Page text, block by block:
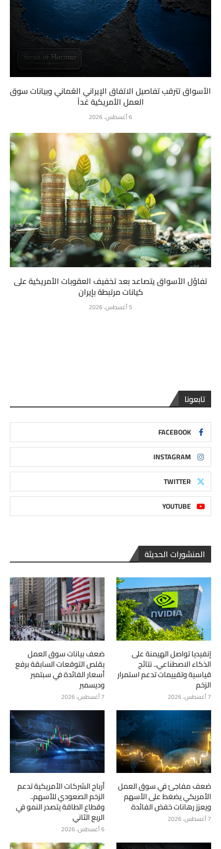
الأسواق تترقب تفاصيل الاتفاق الإيراني العُماني وبيانات سوق
العمل الأمريكية غداً
6 أغسطس، 2026
تفاؤل الأسواق يتصاعد بعد تخفيف العقوبات الأمريكية على
كيانات مرتبطة بإيران
5 أغسطس، 2026
تابعونا
FACEBOOK
INSTAGRAM
TWITTER
YOUTUBE
المنشورات الحديثة
إنفيديا تواصل الهيمنة على
الذكاء الاصطناعي.. نتائج
قياسية وتقييمات تدعم استمرار
الزخم
7 أغسطس، 2026
ضعف بيانات سوق العمل
يقلص التوقعات السابقة برفع
أسعار الفائدة في سبتمبر
وديسمبر
7 أغسطس، 2026
ضعف مفاجئ في سوق العمل
الأمريكي يضغط على الأسهم
ويعزز رهانات خفض الفائدة
7 أغسطس، 2026
أرباح الشركات الأمريكية تدعم
الزخم الصعودي للأسهم..
وقطاع الطاقة يتصدر النمو في
الربع الثاني
6 أغسطس، 2026